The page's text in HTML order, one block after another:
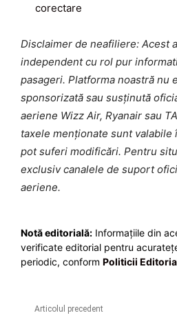
corectare
Disclaimer de neafiliere: Acest
independent cu rol pur
pasageri. Platforma noastră nu
sponsorizată sau susținută
aeriene Wizz Air, Ryanair sau
taxele menționate sunt
pot suferi modificări. Pentru
exclusiv canalele de suport
aeriene.
Notă editorială: Informațiile din
verificate editorial pentru
periodic, conform Politicii
Articolul precedent